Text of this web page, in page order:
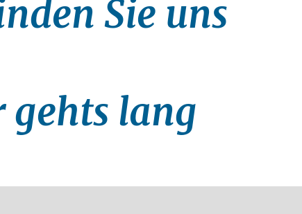
Sie uns
gehts lang